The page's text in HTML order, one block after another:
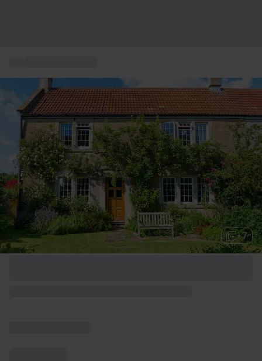
+ 7